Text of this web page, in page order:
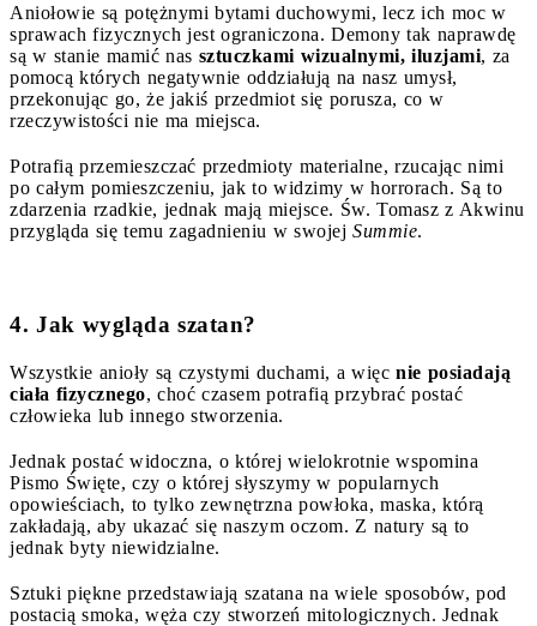
Aniołowie są potężnymi bytami duchowymi, lecz ich moc w
sprawach fizycznych jest ograniczona. Demony tak naprawdę
są w stanie mamić nas sztuczkami wizualnymi, iluzjami, za
pomocą których negatywnie oddziałują na nasz umysł,
przekonując go, że jakiś przedmiot się porusza, co w
rzeczywistości nie ma miejsca.
Potrafią przemieszczać przedmioty materialne, rzucając nimi
po całym pomieszczeniu, jak to widzimy w horrorach. Są to
zdarzenia rzadkie, jednak mają miejsce. Św. Tomasz z Akwinu
przygląda się temu zagadnieniu w swojej Summie.
4. Jak wygląda szatan?
Wszystkie anioły są czystymi duchami, a więc nie posiadają
ciała fizycznego, choć czasem potrafią przybrać postać
człowieka lub innego stworzenia.
Jednak postać widoczna, o której wielokrotnie wspomina
Pismo Święte, czy o której słyszymy w popularnych
opowieściach, to tylko zewnętrzna powłoka, maska, którą
zakładają, aby ukazać się naszym oczom. Z natury są to
jednak byty niewidzialne.
Sztuki piękne przedstawiają szatana na wiele sposobów, pod
postacią smoka, węża czy stworzeń mitologicznych. Jednak